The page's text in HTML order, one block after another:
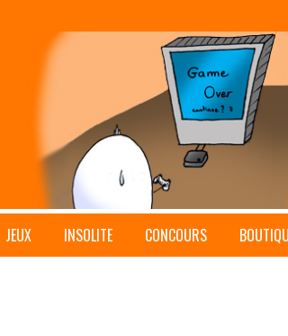
JEUX INSOLITE CONCOURS